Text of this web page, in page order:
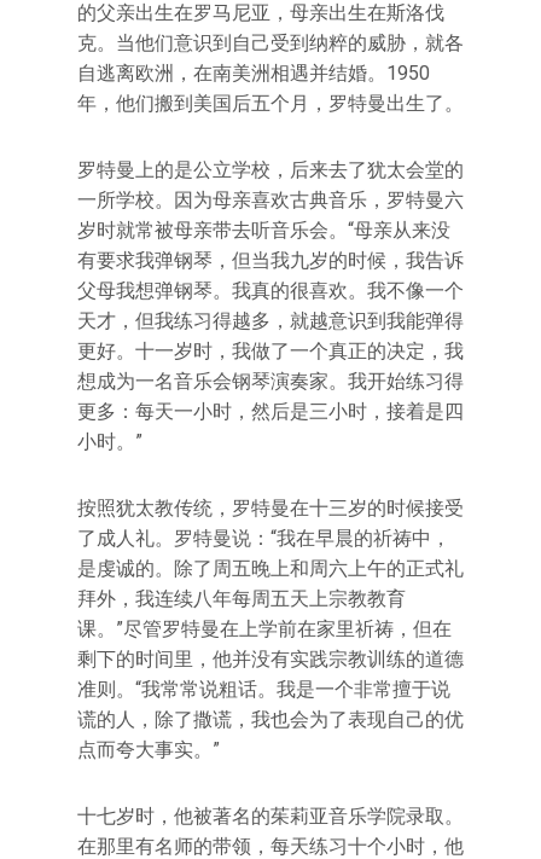
的父亲出生在罗马尼亚，母亲出生在斯洛伐
克。当他们意识到自己受到纳粹的威胁，就各
自逃离欧洲，在南美洲相遇并结婚。1950
年，他们搬到美国后五个月，罗特曼出生了。
罗特曼上的是公立学校，后来去了犹太会堂的
一所学校。因为母亲喜欢古典音乐，罗特曼六
岁时就常被母亲带去听音乐会。“母亲从来没
有要求我弹钢琴，但当我九岁的时候，我告诉
父母我想弹钢琴。我真的很喜欢。我不像一个
天才，但我练习得越多，就越意识到我能弹得
更好。十一岁时，我做了一个真正的决定，我
想成为一名音乐会钢琴演奏家。我开始练习得
更多：每天一小时，然后是三小时，接着是四
小时。”
按照犹太教传统，罗特曼在十三岁的时候接受
了成人礼。罗特曼说：“我在早晨的祈祷中，
是虔诚的。除了周五晚上和周六上午的正式礼
拜外，我连续八年每周五天上宗教教育
课。”尽管罗特曼在上学前在家里祈祷，但在
剩下的时间里，他并没有实践宗教训练的道德
准则。“我常常说粗话。我是一个非常擅于说
谎的人，除了撒谎，我也会为了表现自己的优
点而夸大事实。”
十七岁时，他被著名的茱莉亚音乐学院录取。
在那里有名师的带领，每天练习十个小时，他